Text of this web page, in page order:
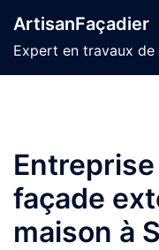
au
contenu
ArtisanFaçadier
Expert en travaux de
façade
maison à